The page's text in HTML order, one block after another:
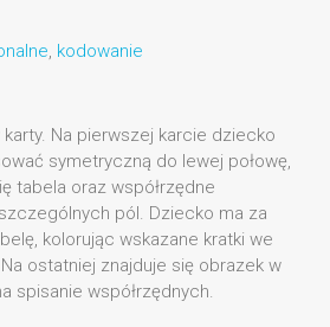
, kodowanie
karty. Na pierwszej karcie dziecko
symetryczną do lewej połowę,
tabela oraz współrzędne
pól. Dziecko ma za
kolorując wskazane kratki we
ostatniej znajduje się obrazek w
spisanie współrzędnych.